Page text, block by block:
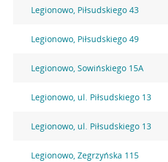
Legionowo, Piłsudskiego 43
Legionowo, Piłsudskiego 49
Legionowo, Sowińskiego 15A
Legionowo, ul. Piłsudskiego 13
Legionowo, ul. Piłsudskiego 13
Legionowo, Zegrzyńska 115